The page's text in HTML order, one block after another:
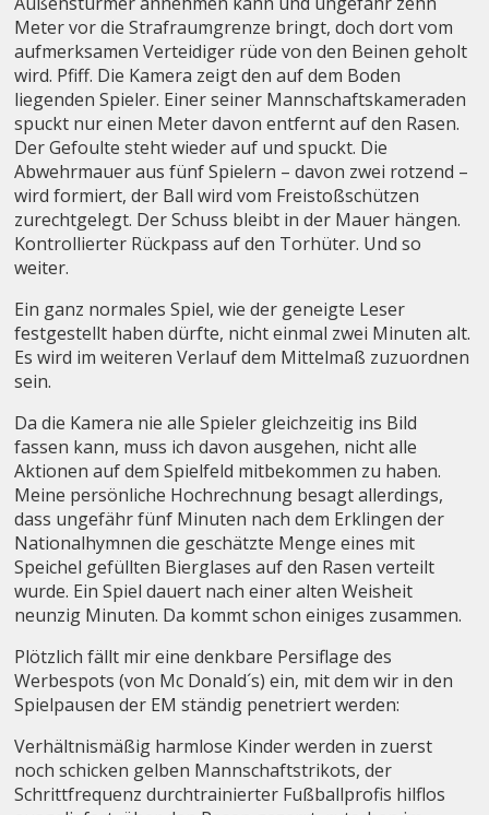
Meter vor die Strafraumgrenze bringt, doch dort vom
aufmerksamen Verteidiger rüde von den Beinen geholt
wird. Pfiff. Die Kamera zeigt den auf dem Boden
liegenden Spieler. Einer seiner Mannschaftskameraden
spuckt nur einen Meter davon entfernt auf den Rasen.
Der Gefoulte steht wieder auf und spuckt. Die
Abwehrmauer aus fünf Spielern – davon zwei rotzend –
wird formiert, der Ball wird vom Freistoßschützen
zurechtgelegt. Der Schuss bleibt in der Mauer hängen.
Kontrollierter Rückpass auf den Torhüter. Und so
weiter.
Ein ganz normales Spiel, wie der geneigte Leser
festgestellt haben dürfte, nicht einmal zwei Minuten alt.
Es wird im weiteren Verlauf dem Mittelmaß zuzuordnen
sein.
Da die Kamera nie alle Spieler gleichzeitig ins Bild
fassen kann, muss ich davon ausgehen, nicht alle
Aktionen auf dem Spielfeld mitbekommen zu haben.
Meine persönliche Hochrechnung besagt allerdings,
dass ungefähr fünf Minuten nach dem Erklingen der
Nationalhymnen die geschätzte Menge eines mit
Speichel gefüllten Bierglases auf den Rasen verteilt
wurde. Ein Spiel dauert nach einer alten Weisheit
neunzig Minuten. Da kommt schon einiges zusammen.
Plötzlich fällt mir eine denkbare Persiflage des
Werbespots (von Mc Donald´s) ein, mit dem wir in den
Spielpausen der EM ständig penetriert werden:
Verhältnismäßig harmlose Kinder werden in zuerst
noch schicken gelben Mannschaftstrikots, der
Schrittfrequenz durchtrainierter Fußballprofis hilflos